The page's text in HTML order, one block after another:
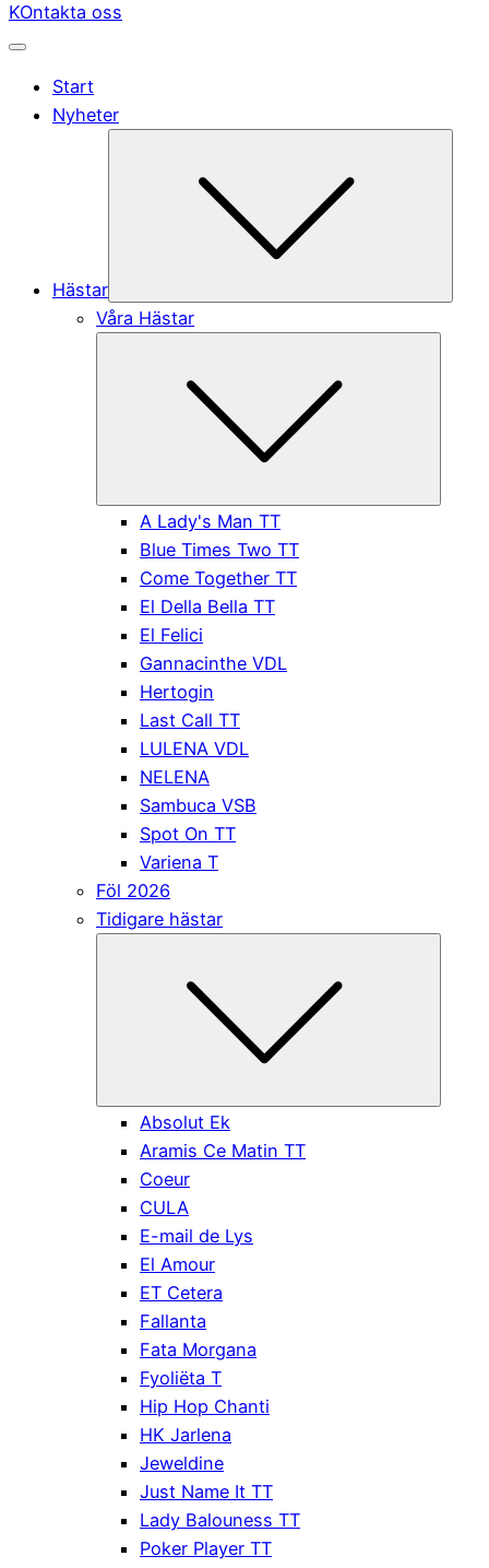
KOntakta oss
Start
Nyheter
Hästar
Våra Hästar
A Lady's Man TT
Blue Times Two TT
Come Together TT
El Della Bella TT
El Felici
Gannacinthe VDL
Hertogin
Last Call TT
LULENA VDL
NELENA
Sambuca VSB
Spot On TT
Variena T
Föl 2026
Tidigare hästar
Absolut Ek
Aramis Ce Matin TT
Coeur
CULA
E-mail de Lys
El Amour
ET Cetera
Fallanta
Fata Morgana
Fyoliëta T
Hip Hop Chanti
HK Jarlena
Jeweldine
Just Name It TT
Lady Balouness TT
Poker Player TT